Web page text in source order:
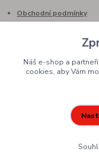
Obchodní podmínky
Ochrana osobních
Nejčtenější na
Náš e-shop a
cookies, aby Vám